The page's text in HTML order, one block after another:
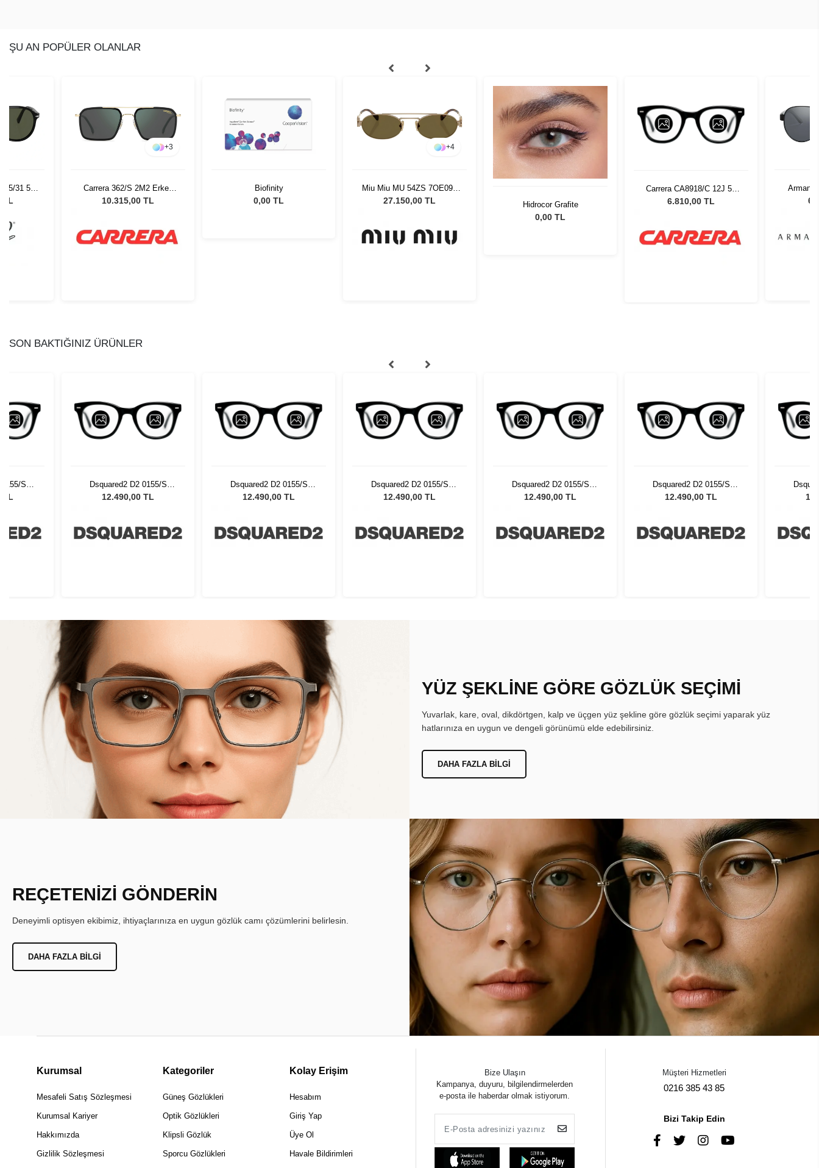
ŞU AN POPÜLER OLANLAR
95/31 55
TL
+3
Carrera 362/S 2M2 Erkek
Güneş Gözlüğü
10.315,00 TL
Biofinity
0,00 TL
+4
Miu Miu MU 54ZS 7OE09Z
53 Kadın Güneş Gözlüğü
27.150,00 TL Hidrocor Grafite
0,00 TL
Carrera CA8918/C 12J 54
Erkek Güneş Gözlüğü
6.810,00 TL
Armani
60636G
SON BAKTIĞINIZ ÜRÜNLER
S
Güneş
TL
Dsquared2 D2 0155/S
0NZ5308 Unisex Güneş
12.490,00 TL
Dsquared2 D2 0155/S
0NZ5308 Unisex Güneş
12.490,00 TL
Dsquared2 D2 0155/S
0NZ5308 Unisex Güneş
12.490,00 TL
Dsquared2 D2 0155/S
0NZ5308 Unisex Güneş
12.490,00 TL
Dsquared2 D2 0155/S
0NZ5308 Unisex Güneş
12.490,00 TL
YÜZ ŞEKLİNE GÖRE GÖZLÜK SEÇİMİ
Yuvarlak, kare, oval, dikdörtgen, kalp ve üçgen yüz şekline göre gözlük seçimi yaparak yüz
hatlarınıza en uygun ve dengeli görünümü elde edebilirsiniz.
DAHA FAZLA BILGI
REÇETENİZİ GÖNDERİN
Deneyimli optisyen ekibimiz, ihtiyaçlarınıza en uygun gözlük camı çözümlerini belirlesin.
DAHA FAZLA BILGI
Kurumsal
Mesafeli Satış Sözleşmesi
Kurumsal Kariyer
Hakkımızda
Gizlilik Sözleşmesi
Kategoriler
Güneş Gözlükleri
Optik Gözlükleri
Klipsli Gözlük
Sporcu Gözlükleri
Kolay Erişim
Hesabım
Giriş Yap
Üye Ol
Havale Bildirimleri
Bize Ulaşın
Kampanya, duyuru, bilgilendirmelerden
e-posta ile haberdar olmak istiyorum.
Müşteri Hizmetleri
0216 385 43 85
Bizi Takip Edin